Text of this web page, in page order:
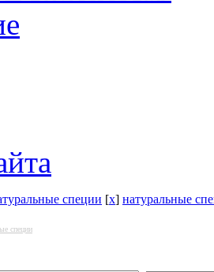
специи [x] натуральные
специи